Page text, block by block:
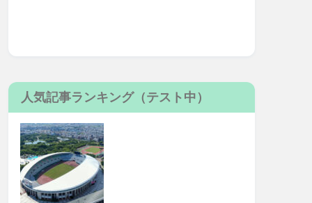
人気記事ランキング（テスト中）